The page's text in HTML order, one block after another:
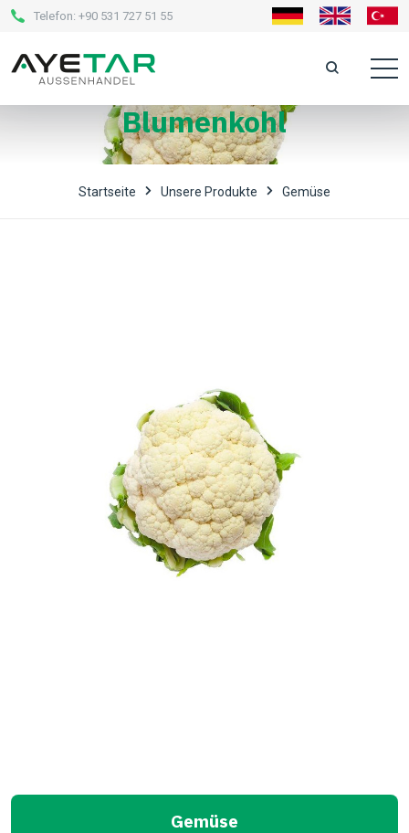
Telefon: +90 531 727 51 55
Blumenkohl
Startseite Unsere Produkte Gemüse
Gemüse